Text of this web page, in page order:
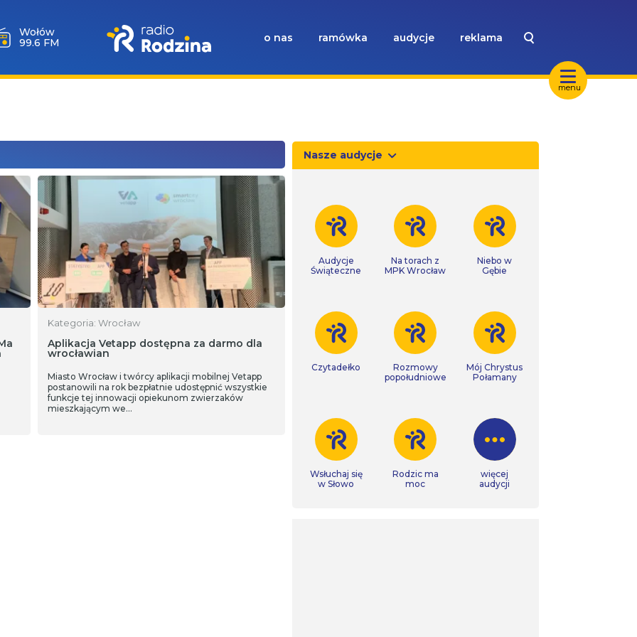
menu
Wołów
99.6 FM
o nas ramówka audycje reklama
Kategoria: Wrocław
Aplikacja Vetapp dostępna za darmo dla
wrocławian
Miasto Wrocław i twórcy aplikacji mobilnej Vetapp
postanowili na rok bezpłatnie udostępnić wszystkie
funkcje tej innowacji opiekunom zwierzaków
mieszkającym we…
Nasze audycje
Audycje
Świąteczne
Na torach z
MPK Wrocław
Niebo w
Gębie
Czytadełko
Rozmowy
popołudniowe
Mój Chrystus
Połamany
Wsłuchaj się
w Słowo
Rodzic ma
moc
więcej
audycji